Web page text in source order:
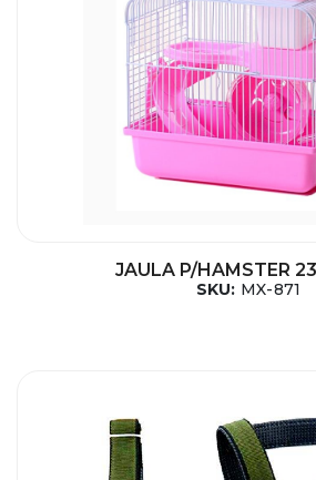
JAULA P/HAMSTER
SKU: MX-871